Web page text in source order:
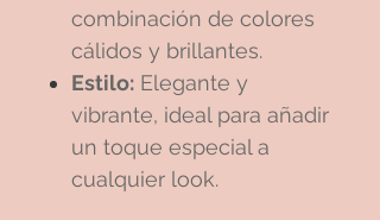
combinación de colores
cálidos y brillantes.
Estilo: Elegante y
vibrante, ideal para añadir
un toque especial a
cualquier look.